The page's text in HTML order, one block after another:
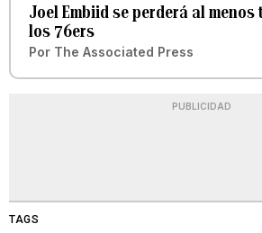
Joel Embiid se perderá al
los 76ers
Por The Associated Press
PUBLICIDAD
TAGS